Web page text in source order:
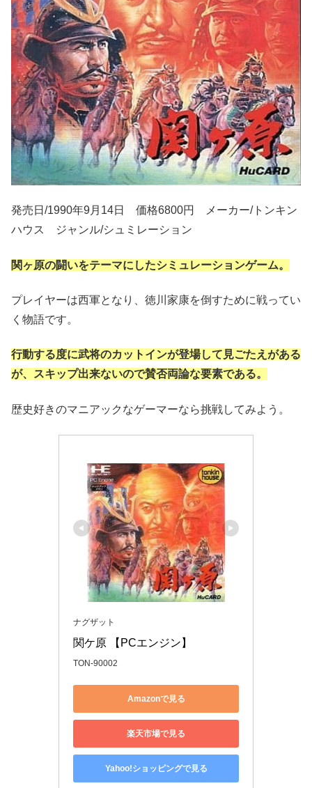
発売日/1990年9月14日 価格6800円 メーカー/トンキン
ハウス ジャンル/シュミレーション
関ヶ原の闘いをテーマにしたシミュレーションゲーム。
プレイヤーは西軍となり、徳川家康を倒すために戦ってい
く物語です。
行動する度に武将のカットインが登場して見ごたえがある
が、スキップ出来ないので賛否両論な要素である。
歴史好きのマニアックなゲーマーなら挑戦してみよう。
ナグザット
関ケ原 【PCエンジン】
TON-90002
Amazonで見る
楽天市場で見る
Yahoo!ショッピングで見る